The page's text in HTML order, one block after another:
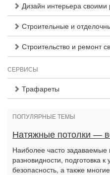
Дизайн интерьера своими
Строительные и
Строительство и ремонт
СЕРВИСЫ
Трафареты
ПОПУЛЯРНЫЕ ТЕМЫ
Натяжные потолки —
Наиболее часто задаваемые
разновидности, подготовка
безопасность, а также